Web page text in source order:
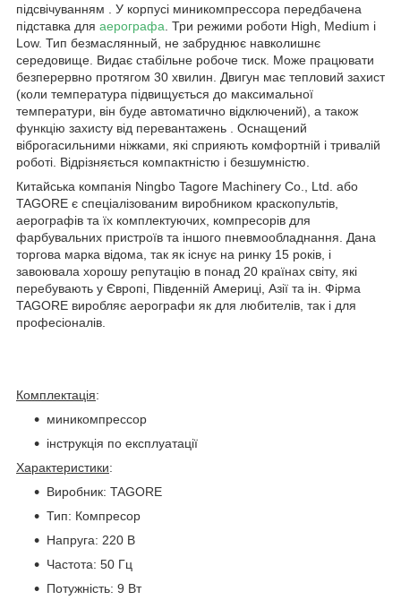
підсвічуванням . У корпусі миникомпрессора передбачена
підставка для аерографа . Три режими роботи High, Medium і
Low. Тип безмаслянный, не забруднює навколишнє
середовище. Видає стабільне робоче тиск. Може працювати
безперервно протягом 30 хвилин. Двигун має тепловий захист
(коли температура підвищується до максимальної
температури, він буде автоматично відключений), а також
функцію захисту від перевантажень . Оснащений
віброгасильними ніжками, які сприяють комфортній і тривалій
роботі. Відрізняється компактністю і безшумністю.
Китайська компанія Ningbo Tagore Machinery Co., Ltd. або
TAGORE є спеціалізованим виробником краскопультів,
аерографів та їх комплектуючих, компресорів для
фарбувальних пристроїв та іншого пневмообладнання. Дана
торгова марка відома, так як існує на ринку 15 років, і
завоювала хорошу репутацію в понад 20 країнах світу, які
перебувають у Європі, Південній Америці, Азії та ін. Фірма
TAGORE виробляє аерографи як для любителів, так і для
професіоналів.
Комплектація:
миникомпрессор
інструкція по експлуатації
Характеристики:
Виробник: TAGORE
Тип: Компресор
Напруга: 220 В
Частота: 50 Гц
Потужність: 9 Вт